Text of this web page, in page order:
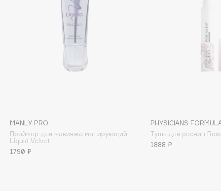
Boadicea The Victorious
by TERRY
BY WISHTREND
Byredo
MANLY PRO
Праймер для макияжа матирующий
Liquid Velvet
1790 ₽
PHYSICIANS
Тушь для ресниц
1888 ₽